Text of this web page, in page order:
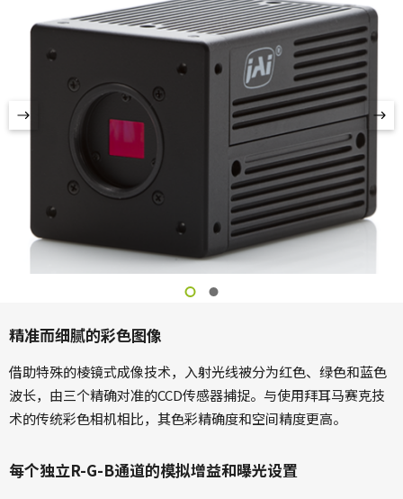
精准而细腻的彩色图像
借助特殊的棱镜式成像技术，入射光线被分为红色、绿色和蓝色
波长，由三个精确对准的CCD传感器捕捉。与使用拜耳马赛克技
术的传统彩色相机相比，其色彩精确度和空间精度更高。
每个独立R-G-B通道的模拟增益和曝光设置